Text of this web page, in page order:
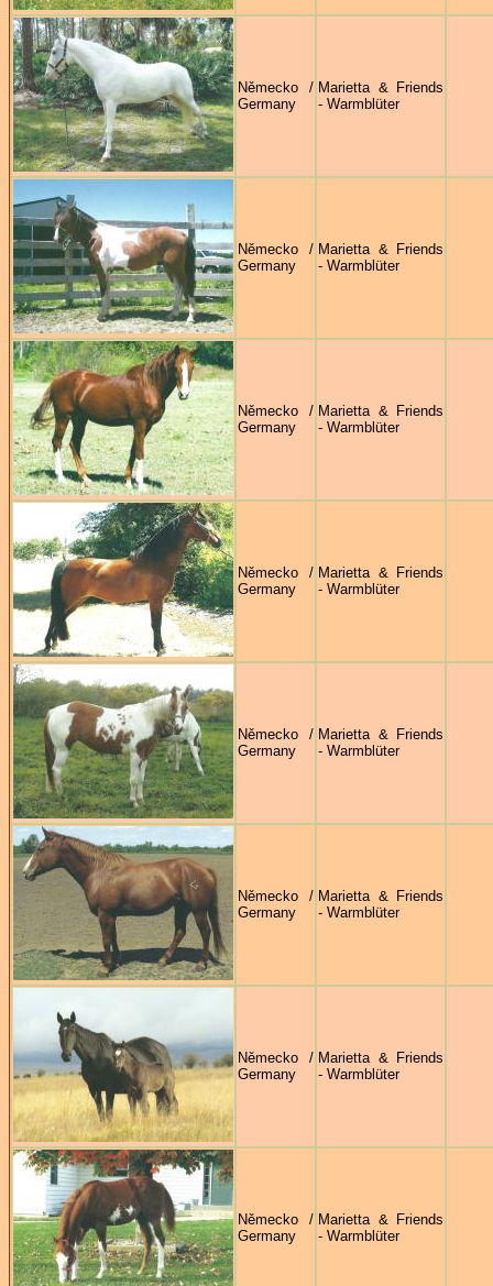
Německo /
Germany
Marietta & Friends
- Warmblüter
Německo /
Germany
Marietta & Friends
- Warmblüter
Německo /
Germany
Marietta & Friends
- Warmblüter
Německo /
Germany
Marietta & Friends
- Warmblüter
Německo /
Germany
Marietta & Friends
- Warmblüter
Německo /
Germany
Marietta & Friends
- Warmblüter
Německo /
Germany
Marietta & Friends
- Warmblüter
Německo /
Germany
Marietta & Friends
- Warmblüter